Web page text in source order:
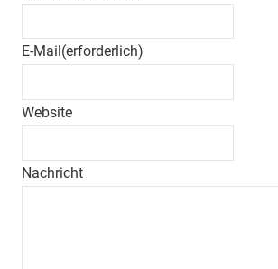
E-Mail (erforderlich)
Website
Nachricht